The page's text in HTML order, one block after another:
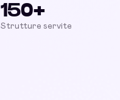
150+
Strutture servite